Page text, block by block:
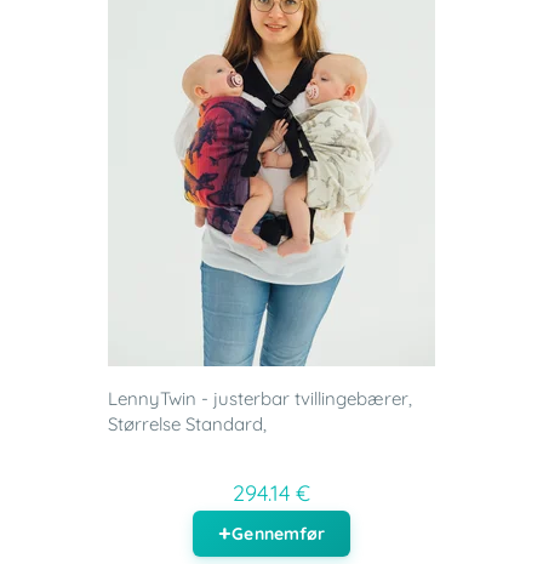
LennyTwin - justerbar tvillingebærer,
Størrelse Standard,
294.14 €
Gennemfør